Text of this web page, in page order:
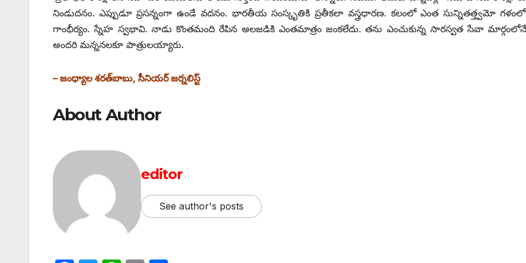
నిండుదనం. ఎప్పుడూ ప్రసన్నంగా ఉండే వదనం. భారతీయ సంస్కృతికి ప్రతీకలా వస్త్రధారణ. కలంలో ఎంత సున్నితత్త్వమో
గాంభీర్యం. స్నేహ స్వభావి. నాడు కొంతమంది రేపిన అలజడికి ఎంతమాత్రం జంకలేదు. తను ఎంచుకున్న సారస్వత సేవా
అందరి మన్ననలకూ పాత్రులయ్యారు.
– జంధ్యాల శరత్‌బాబు, సీనియర్‌ ‌జర్నలిస్ట్
About Author
editor
See author's posts